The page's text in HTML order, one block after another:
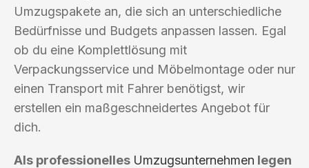
Umzugspakete an, die sich an unterschiedliche
Bedürfnisse und Budgets anpassen lassen. Egal
ob du eine Komplettlösung mit
Verpackungsservice und Möbelmontage oder nur
einen Transport mit Fahrer benötigst, wir
erstellen ein maßgeschneidertes Angebot für
dich.
Als professionelles Umzugsunternehmen legen